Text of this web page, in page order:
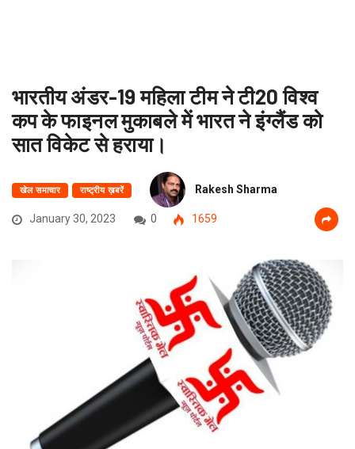
भारतीय अंडर-19 महिला टीम ने टी20 विश्व
कप के फाइनल मुकाबले में भारत ने इंग्लैंड को
सात विकेट से हराया।
खेल समाचार राष्ट्रीय ख़बरें Rakesh Sharma
January 30, 2023 0 1659